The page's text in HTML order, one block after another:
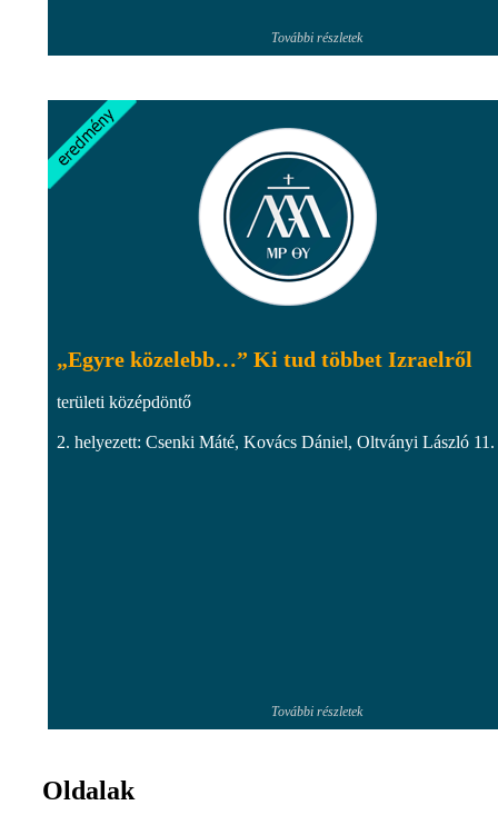
További részletek
„Egyre közelebb…” Ki tud többet Izraelről
területi középdöntő
2. helyezett: Csenki Máté, Kovács Dániel, Oltványi László 11.
További részletek
Oldalak